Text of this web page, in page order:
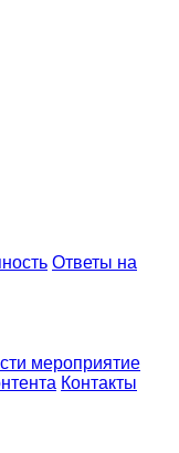
Ответы на
мероприятие
Контакты